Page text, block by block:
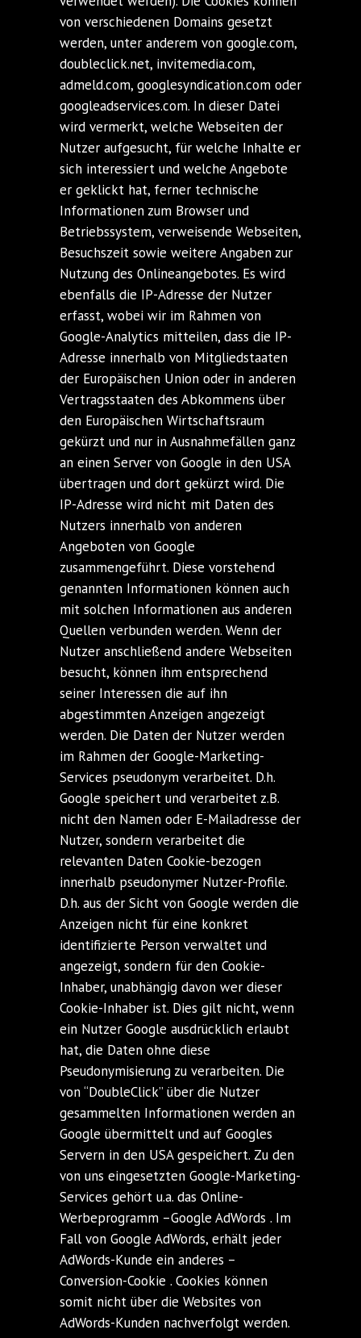
von verschiedenen Domains gesetzt
werden, unter anderem von google.com,
doubleclick.net, invitemedia.com,
admeld.com, googlesyndication.com oder
googleadservices.com. In dieser Datei
wird vermerkt, welche Webseiten der
Nutzer aufgesucht, für welche Inhalte er
sich interessiert und welche Angebote
er geklickt hat, ferner technische
Informationen zum Browser und
Betriebssystem, verweisende Webseiten,
Besuchszeit sowie weitere Angaben zur
Nutzung des Onlineangebotes. Es wird
ebenfalls die IP-Adresse der Nutzer
erfasst, wobei wir im Rahmen von
Google-Analytics mitteilen, dass die IP-
Adresse innerhalb von Mitgliedstaaten
der Europäischen Union oder in anderen
Vertragsstaaten des Abkommens über
den Europäischen Wirtschaftsraum
gekürzt und nur in Ausnahmefällen ganz
an einen Server von Google in den USA
übertragen und dort gekürzt wird. Die
IP-Adresse wird nicht mit Daten des
Nutzers innerhalb von anderen
Angeboten von Google
zusammengeführt. Diese vorstehend
genannten Informationen können auch
mit solchen Informationen aus anderen
Quellen verbunden werden. Wenn der
Nutzer anschließend andere Webseiten
besucht, können ihm entsprechend
seiner Interessen die auf ihn
abgestimmten Anzeigen angezeigt
werden. Die Daten der Nutzer werden
im Rahmen der Google-Marketing-
Services pseudonym verarbeitet. D.h.
Google speichert und verarbeitet z.B.
nicht den Namen oder E-Mailadresse der
Nutzer, sondern verarbeitet die
relevanten Daten Cookie-bezogen
innerhalb pseudonymer Nutzer-Profile.
D.h. aus der Sicht von Google werden die
Anzeigen nicht für eine konkret
identifizierte Person verwaltet und
angezeigt, sondern für den Cookie-
Inhaber, unabhängig davon wer dieser
Cookie-Inhaber ist. Dies gilt nicht, wenn
ein Nutzer Google ausdrücklich erlaubt
hat, die Daten ohne diese
Pseudonymisierung zu verarbeiten. Die
von “DoubleClick” über die Nutzer
gesammelten Informationen werden an
Google übermittelt und auf Googles
Servern in den USA gespeichert. Zu den
von uns eingesetzten Google-Marketing-
Services gehört u.a. das Online-
Werbeprogramm –Google AdWords . Im
Fall von Google AdWords, erhält jeder
AdWords-Kunde ein anderes –
Conversion-Cookie . Cookies können
somit nicht über die Websites von
AdWords-Kunden nachverfolgt werden.